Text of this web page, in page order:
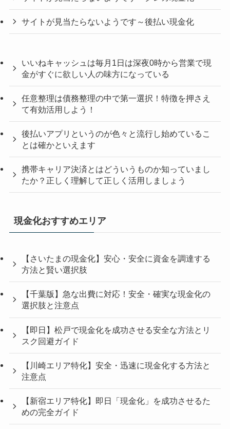
サイトが見当たらないようです～後払い現金化
いいねキャッシュは毎月1日は深夜0時から営業で現
金がすぐに欲しい人の味方になっている
任意整理は債務整理の中で第一選択！特徴を押さえ
て有効活用しよう！
後払いアプリというのが色々と流行し始めているこ
とは確かといえます
携帯キャリア決済とはどういうものか知っていまし
たか？正しく理解して正しく活用しましょう
現金化おすすめエリア
【さいたまの現金化】安心・安全に資金を調達する
方法と賢い選択肢
【千葉版】急な出費に対応！安全・確実な現金化の
選択肢と注意点
【即日】松戸で現金化を成功させる安全な方法とリ
スク回避ガイド
【川崎エリア特化】安全・迅速に現金化する方法と
注意点
【新宿エリア特化】即日「現金化」を成功させるた
めの完全ガイド